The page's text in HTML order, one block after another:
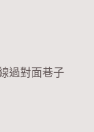
過對面巷子